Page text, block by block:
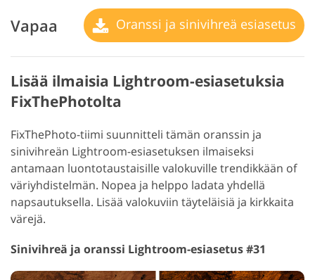
Vapaa Oranssi ja sinivihreä esiasetus
Lisää ilmaisia Lightroom-esiasetuksia
FixThePhotolta
FixThePhoto-tiimi suunnitteli tämän oranssin ja
sinivihreän Lightroom-esiasetuksen ilmaiseksi
antamaan luontotaustaisille valokuville trendikkään of
väriyhdistelmän. Nopea ja helppo ladata yhdellä
napsautuksella. Lisää valokuviin täyteläisiä ja kirkkaita
värejä.
Sinivihreä ja oranssi Lightroom-esiasetus #31